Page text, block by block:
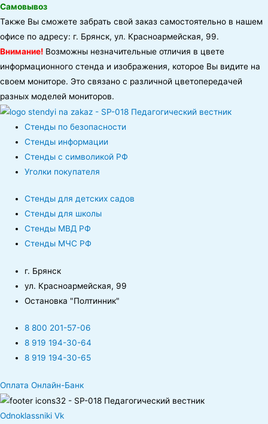
Самовывоз
Также Вы сможете забрать свой заказ самостоятельно в нашем
офисе по адресу: г. Брянск, ул. Красноармейская, 99.
Внимание! Возможны незначительные отличия в цвете
информационного стенда и изображения, которое Вы видите на
своем мониторе. Это связано с различной цветопередачей
разных моделей мониторов.
Стенды по безопасности
Стенды информации
Стенды с символикой РФ
Уголки покупателя
Стенды для детских садов
Стенды для школы
Стенды МВД РФ
Стенды МЧС РФ
г. Брянск
ул. Красноармейская, 99
Остановка "Полтинник"
8 800 201-57-06
8 919 194-30-64
8 919 194-30-65
Оплата Онлайн-Банк
Odnoklassniki Vk